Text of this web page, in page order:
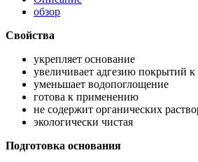
обзор
Свойства
укрепляет основание
увеличивает адгезию покрытий
уменьшает водопоглощение
готова к применению
не содержит органических
экологически чистая
Подготовка основания